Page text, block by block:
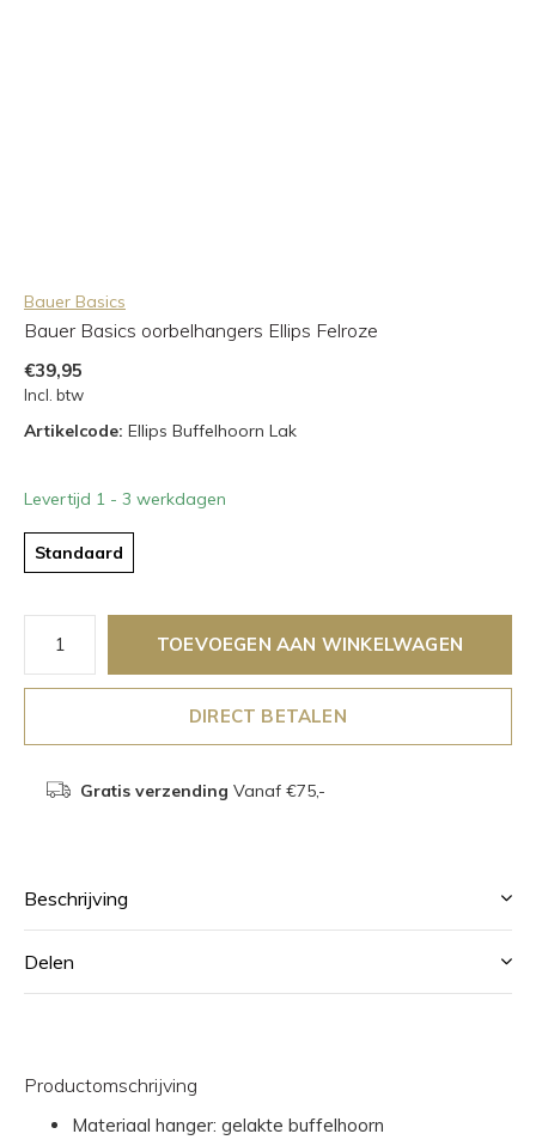
Bauer Basics
Bauer Basics oorbelhangers Ellips Felroze
€39,95
Incl. btw
Artikelcode: Ellips Buffelhoorn Lak
Levertijd 1 - 3 werkdagen
Standaard
TOEVOEGEN AAN WINKELWAGEN
DIRECT BETALEN
Gratis verzending Vanaf €75,-
Beschrijving
Delen
Productomschrijving
Materiaal hanger: gelakte buffelhoorn